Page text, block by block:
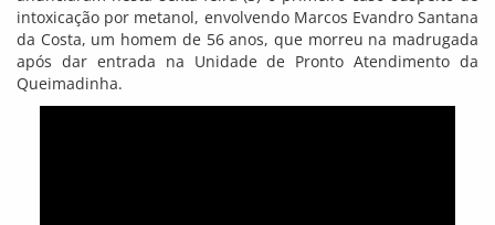
intoxicação por metanol, envolvendo Marcos Evandro Santana
da Costa, um homem de 56 anos, que morreu na madrugada
após dar entrada na Unidade de Pronto Atendimento da
Queimadinha.